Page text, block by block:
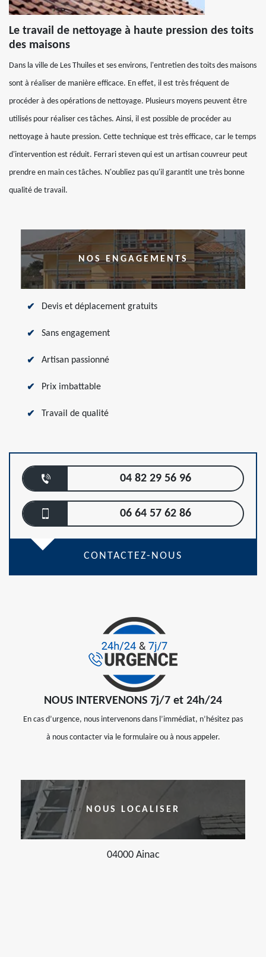
Le travail de nettoyage à haute pression des toits
des maisons
Dans la ville de Les Thuiles et ses environs, l'entretien des toits des maisons
sont à réaliser de manière efficace. En effet, il est très fréquent de
procéder à des opérations de nettoyage. Plusieurs moyens peuvent être
utilisés pour réaliser ces tâches. Ainsi, il est possible de procéder au
nettoyage à haute pression. Cette technique est très efficace, car le temps
d'intervention est réduit. Ferrari steven qui est un artisan couvreur peut
prendre en main ces tâches. N'oubliez pas qu'il garantit une très bonne
qualité de travail.
NOS ENGAGEMENTS
Devis et déplacement gratuits
Sans engagement
Artisan passionné
Prix imbattable
Travail de qualité
04 82 29 56 96
06 64 57 62 86
CONTACTEZ-NOUS
NOUS INTERVENONS 7j/7 et 24h/24
En cas d’urgence, nous intervenons dans l’immédiat, n’hésitez pas
à nous contacter via le formulaire ou à nous appeler.
NOUS LOCALISER
04000 Ainac